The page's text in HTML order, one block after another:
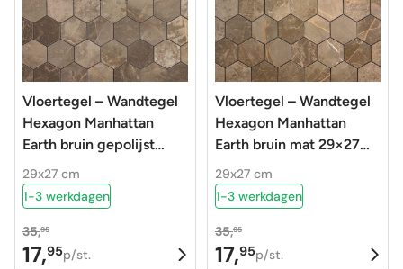
Vloertegel – Wandtegel
Hexagon Manhattan
Earth bruin gepolijst
29×27 matje
29x27 cm
1-3 werkdagen
35,95
Oorspronkelijke
17,95
Huidigep/st.
Vloertegel – Wandtegel
Hexagon Manhattan
Earth bruin mat 29×27
matje – R9
29x27 cm
1-3 werkdagen
35,95
Oorspronkelijke
17,95
Huidigep/st.